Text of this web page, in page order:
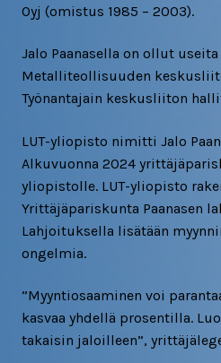
Oyj (omistus 1985 – 2003).
Jalo Paanasella on ollut
Metalliteollisuuden
Työnantajain keskusliiton
LUT-yliopisto nimitti Jalo
Alkuvuonna 2024
yliopistolle. LUT-yliopisto
Yrittäjäpariskunta Paanasen
Lahjoituksella lisätään
ongelmia.
”Myyntiosaaminen voi
kasvaa yhdellä prosentilla.
takaisin jaloilleen”,